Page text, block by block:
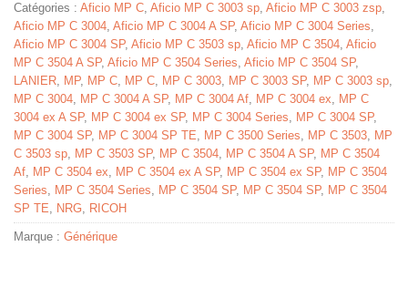
Catégories : Aficio MP C, Aficio MP C 3003 sp, Aficio MP C 3003 zsp,
Aficio MP C 3004, Aficio MP C 3004 A SP, Aficio MP C 3004 Series,
Aficio MP C 3004 SP, Aficio MP C 3503 sp, Aficio MP C 3504, Aficio
MP C 3504 A SP, Aficio MP C 3504 Series, Aficio MP C 3504 SP,
LANIER, MP, MP C, MP C, MP C 3003, MP C 3003 SP, MP C 3003 sp,
MP C 3004, MP C 3004 A SP, MP C 3004 Af, MP C 3004 ex, MP C
3004 ex A SP, MP C 3004 ex SP, MP C 3004 Series, MP C 3004 SP,
MP C 3004 SP, MP C 3004 SP TE, MP C 3500 Series, MP C 3503, MP
C 3503 sp, MP C 3503 SP, MP C 3504, MP C 3504 A SP, MP C 3504
Af, MP C 3504 ex, MP C 3504 ex A SP, MP C 3504 ex SP, MP C 3504
Series, MP C 3504 Series, MP C 3504 SP, MP C 3504 SP, MP C 3504
SP TE, NRG, RICOH
Marque : Générique